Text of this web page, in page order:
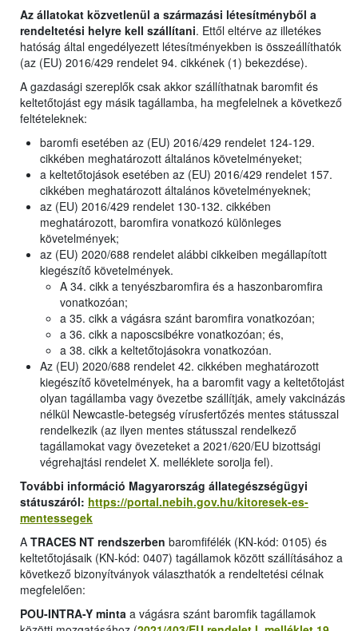
Az állatokat közvetlenül a származási létesítményből a
rendeltetési helyre kell szállítani. Ettől eltérve az illetékes
hatóság által engedélyezett létesítményekben is összeállíthatók
(az (EU) 2016/429 rendelet 94. cikkének (1) bekezdése).
A gazdasági szereplők csak akkor szállíthatnak baromfit és
keltetőtojást egy másik tagállamba, ha megfelelnek a következő
feltételeknek:
baromfi esetében az (EU) 2016/429 rendelet 124-129.
cikkében meghatározott általános követelményeket;
a keltetőtojások esetében az (EU) 2016/429 rendelet 157.
cikkében meghatározott általános követelményeknek;
az (EU) 2016/429 rendelet 130-132. cikkében
meghatározott, baromfira vonatkozó különleges
követelmények;
az (EU) 2020/688 rendelet alábbi cikkeiben megállapított
kiegészítő követelmények.
A 34. cikk a tenyészbaromfira és a haszonbaromfira
vonatkozóan;
a 35. cikk a vágásra szánt baromfira vonatkozóan;
a 36. cikk a naposcsibékre vonatkozóan; és,
a 38. cikk a keltetőtojásokra vonatkozóan.
Az (EU) 2020/688 rendelet 42. cikkében meghatározott
kiegészítő követelmények, ha a baromfit vagy a keltetőtojást
olyan tagállamba vagy övezetbe szállítják, amely vakcinázás
nélkül Newcastle-betegség vírusfertőzés mentes státusszal
rendelkezik (az ilyen mentes státusszal rendelkező
tagállamokat vagy övezeteket a 2021/620/EU bizottsági
végrehajtási rendelet X. melléklete sorolja fel).
További információ Magyarország állategészségügyi
státuszáról: https://portal.nebih.gov.hu/kitoresek-es-
mentessegek
A TRACES NT rendszerben baromfifélék (KN-kód: 0105) és
keltetőtojásaik (KN-kód: 0407) tagállamok között szállításához a
következő bizonyítványok választhatók a rendeltetési célnak
megfelelően:
POU-INTRA-Y minta a vágásra szánt baromfik tagállamok